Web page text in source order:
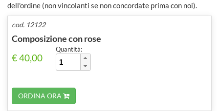
dell'ordine (non vincolanti se non concordate prima con noi).
cod. 12122
Composizione con rose
€ 40,00
Quantità:
ORDINA ORA